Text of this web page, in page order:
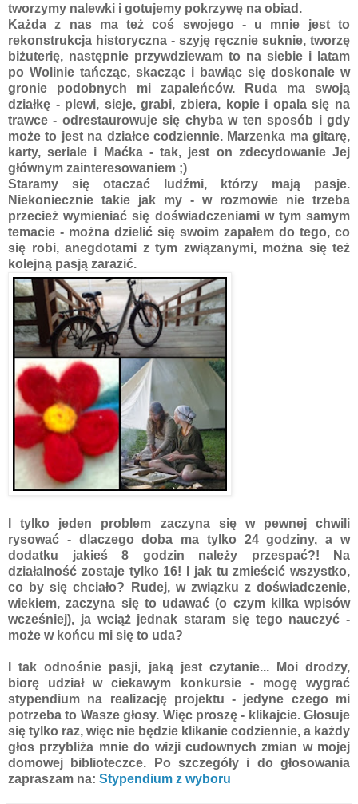
tworzymy nalewki i gotujemy pokrzywę na obiad.
Każda z nas ma też coś swojego - u mnie jest to
rekonstrukcja historyczna - szyję ręcznie suknie, tworzę
biżuterię, następnie przywdziewam to na siebie i latam
po Wolinie tańcząc, skacząc i bawiąc się doskonale w
gronie podobnych mi zapaleńców. Ruda ma swoją
działkę - plewi, sieje, grabi, zbiera, kopie i opala się na
trawce - odrestaurowuje się chyba w ten sposób i gdy
może to jest na działce codziennie. Marzenka ma gitarę,
karty, seriale i Maćka - tak, jest on zdecydowanie Jej
głównym zainteresowaniem ;)
Staramy się otaczać ludźmi, którzy mają pasje.
Niekoniecznie takie jak my - w rozmowie nie trzeba
przecież wymieniać się doświadczeniami w tym samym
temacie - można dzielić się swoim zapałem do tego, co
się robi, anegdotami z tym związanymi, można się też
kolejną pasją zarazić.
I tylko jeden problem zaczyna się w pewnej chwili
rysować - dlaczego doba ma tylko 24 godziny, a w
dodatku jakieś 8 godzin należy przespać?! Na
działalność zostaje tylko 16! I jak tu zmieścić wszystko,
co by się chciało? Rudej, w związku z doświadczenie,
wiekiem, zaczyna się to udawać (o czym kilka wpisów
wcześniej), ja wciąż jednak staram się tego nauczyć -
może w końcu mi się to uda?
I tak odnośnie pasji, jaką jest czytanie... Moi drodzy,
biorę udział w ciekawym konkursie - mogę wygrać
stypendium na realizację projektu - jedyne czego mi
potrzeba to Wasze głosy. Więc proszę - klikajcie. Głosuje
się tylko raz, więc nie będzie klikanie codziennie, a każdy
głos przybliża mnie do wizji cudownych zmian w mojej
domowej biblioteczce. Po szczegóły i do głosowania
zapraszam na: Stypendium z wyboru